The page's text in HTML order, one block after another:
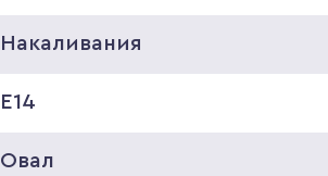
Накаливания
E14
Овал